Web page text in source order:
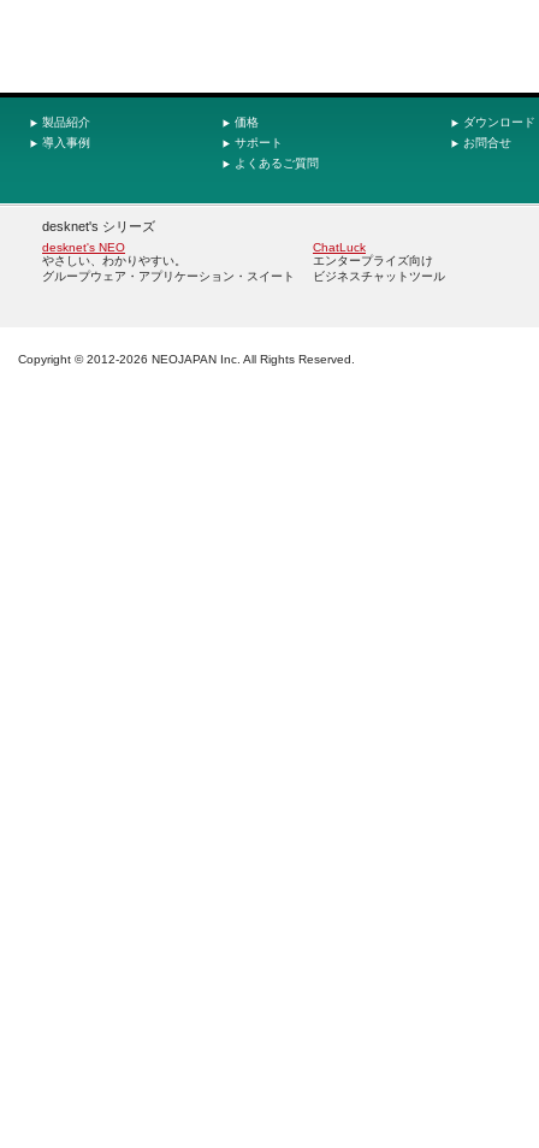
製品紹介
導入事例
価格
サポート
よくあるご質問
ダウンロード
お問合せ
desknet's シリーズ
desknet's NEO
やさしい、わかりやすい。
グループウェア・アプリケーション・スイート
ChatLuck
エンタープライズ向け
ビジネスチャットツール
Copyright © NEOJAPAN Inc. All Rights Reserved.